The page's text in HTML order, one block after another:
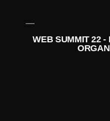
WEB SUMMIT 22 -